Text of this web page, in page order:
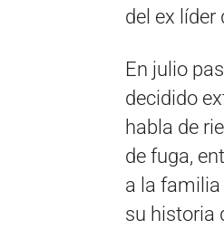
del ex líder
En julio
decidido
habla de
de fuga,
a la familia
su historia